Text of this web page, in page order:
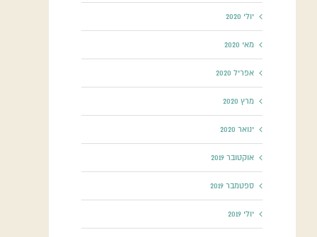
יולי 2020
מאי 2020
אפריל 2020
מרץ 2020
ינואר 2020
אוקטובר 2019
ספטמבר 2019
יולי 2019